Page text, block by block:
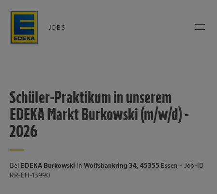
JOBS
Schüler-Praktikum in unserem
EDEKA Markt Burkowski (m/w/d) -
2026
Bei EDEKA Burkowski in Wolfsbankring 34, 45355 Essen - Job-ID
RR-EH-13990